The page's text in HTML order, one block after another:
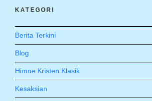
KATEGORI
Berita Terkini
Blog
Himne Kristen Klasik
Kesaksian